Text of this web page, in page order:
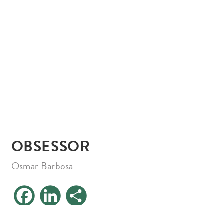
OBSESSOR
Osmar Barbosa